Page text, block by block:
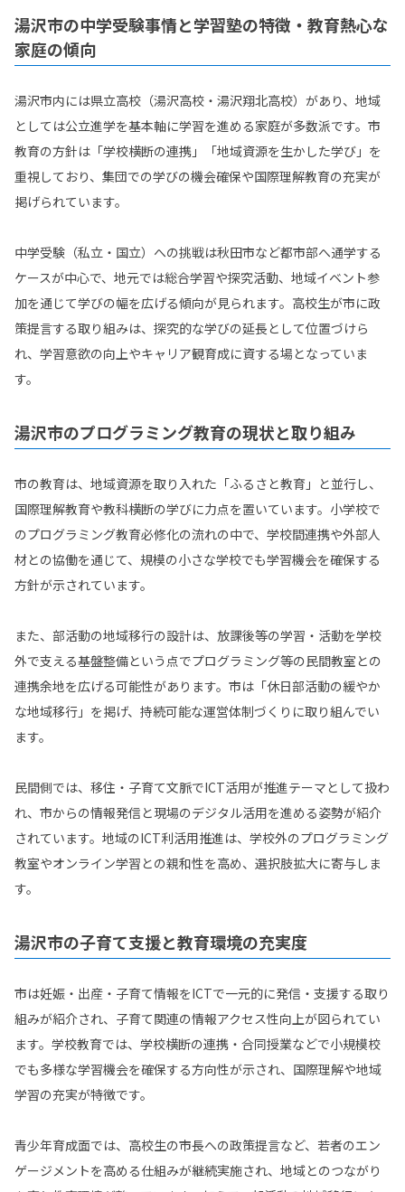
湯沢市の中学受験事情と学習塾の特徴・教育熱心な
家庭の傾向
湯沢市内には県立高校（湯沢高校・湯沢翔北高校）があり、地域
としては公立進学を基本軸に学習を進める家庭が多数派です。市
教育の方針は「学校横断の連携」「地域資源を生かした学び」を
重視しており、集団での学びの機会確保や国際理解教育の充実が
掲げられています。
中学受験（私立・国立）への挑戦は秋田市など都市部へ通学する
ケースが中心で、地元では総合学習や探究活動、地域イベント参
加を通じて学びの幅を広げる傾向が見られます。高校生が市に政
策提言する取り組みは、探究的な学びの延長として位置づけら
れ、学習意欲の向上やキャリア観育成に資する場となっていま
す。
湯沢市のプログラミング教育の現状と取り組み
市の教育は、地域資源を取り入れた「ふるさと教育」と並行し、
国際理解教育や教科横断の学びに力点を置いています。小学校で
のプログラミング教育必修化の流れの中で、学校間連携や外部人
材との協働を通じて、規模の小さな学校でも学習機会を確保する
方針が示されています。
また、部活動の地域移行の設計は、放課後等の学習・活動を学校
外で支える基盤整備という点でプログラミング等の民間教室との
連携余地を広げる可能性があります。市は「休日部活動の緩やか
な地域移行」を掲げ、持続可能な運営体制づくりに取り組んでい
ます。
民間側では、移住・子育て文脈でICT活用が推進テーマとして扱わ
れ、市からの情報発信と現場のデジタル活用を進める姿勢が紹介
されています。地域のICT利活用推進は、学校外のプログラミング
教室やオンライン学習との親和性を高め、選択肢拡大に寄与しま
す。
湯沢市の子育て支援と教育環境の充実度
市は妊娠・出産・子育て情報をICTで一元的に発信・支援する取り
組みが紹介され、子育て関連の情報アクセス性向上が図られてい
ます。学校教育では、学校横断の連携・合同授業などで小規模校
でも多様な学習機会を確保する方向性が示され、国際理解や地域
学習の充実が特徴です。
青少年育成面では、高校生の市長への政策提言など、若者のエン
ゲージメントを高める仕組みが継続実施され、地域とのつながり